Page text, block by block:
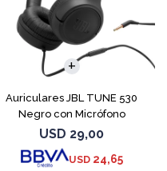
Auriculares JBL TUNE 530
Negro con Micrófono
USD 29,00
USD 24,65